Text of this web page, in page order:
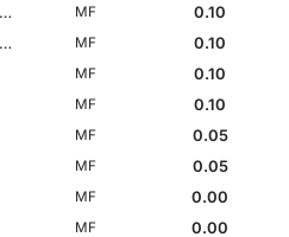
MF
0.10
MF
0.10
MF
0.10
MF
0.10
MF
0.05
MF
0.05
MF
0.00
MF
0.00